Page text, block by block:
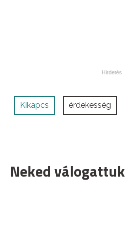
Kikapcs érdekesség
Neked válogattuk